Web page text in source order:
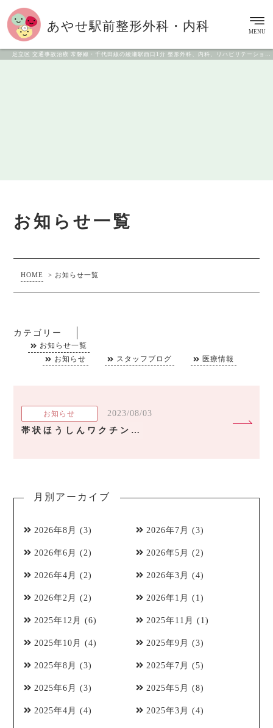
足立区 交通事故治療 常磐線・千代田線の綾瀬駅西口1分 整形外科、内科、リハビリテーション科
あやせ駅前整形外科・内科 MENU
お知らせ一覧
HOME > お知らせ一覧
カテゴリー
お知らせ一覧
お知らせ
スタッフブログ 医療情報
お知らせ
2023/08/03
帯状ほうしんワクチン 接種費用の助成について
月別アーカイブ
2026年8月 (3) 2026年7月 (3)
2026年6月 (2) 2026年5月 (2)
2026年4月 (2) 2026年3月 (4)
2026年2月 (2) 2026年1月 (1)
2025年12月 (6) 2025年11月 (1)
2025年10月 (4) 2025年9月 (3)
2025年8月 (3) 2025年7月 (5)
2025年6月 (3) 2025年5月 (8)
2025年4月 (4) 2025年3月 (4)